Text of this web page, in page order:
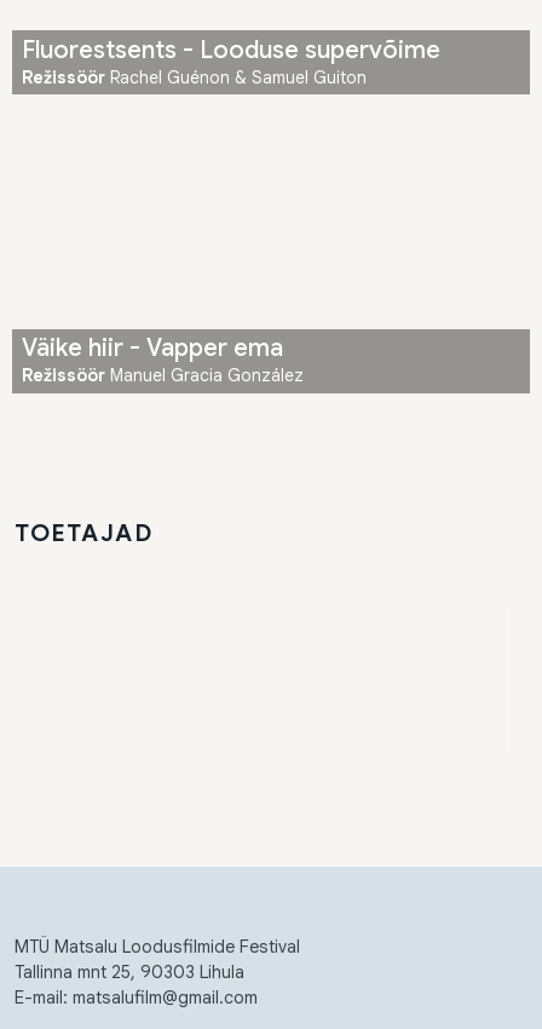
Fluorestsents - Looduse supervõime
Režissöör Rachel Guénon & Samuel Guiton
Väike hiir - Vapper ema
Režissöör Manuel Gracia González
TOETAJAD
MTÜ Matsalu Loodusfilmide Festival
Tallinna mnt 25, 90303 Lihula
E-mail: matsalufilm@gmail.com